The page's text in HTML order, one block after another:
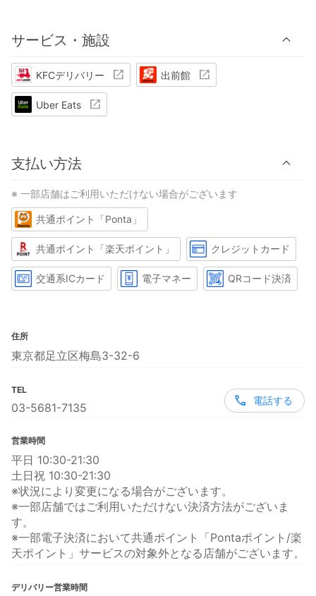
サービス・施設
KFCデリバリー 出前館
Uber Eats
支払い方法
※ 一部店舗はご利用いただけない場合がございます
共通ポイント「Ponta」
共通ポイント「楽天ポイント」 クレジットカード
交通系ICカード 電子マネー QRコード決済
住所
東京都足立区梅島3-32-6
TEL
03-5681-7135
電話する
営業時間
平日 10:30-21:30
土日祝 10:30-21:30
※状況により変更になる場合がございます。
※一部店舗ではご利用いただけない決済方法がございま
す。
※一部電子決済において共通ポイント「Pontaポイント/楽
天ポイント」サービスの対象外となる店舗がございます。
デリバリー営業時間